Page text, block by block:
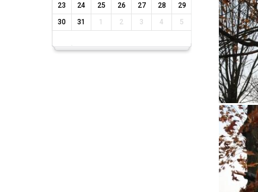
23
24 25 26 27 28
29
30
31 1 2 3 4 5